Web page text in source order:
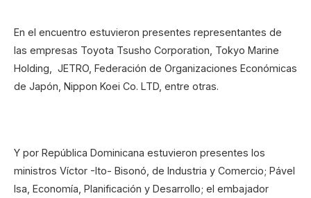
En el encuentro estuvieron presentes representantes de
las empresas Toyota Tsusho Corporation, Tokyo Marine
Holding, JETRO, Federación de Organizaciones Económicas
de Japón, Nippon Koei Co. LTD, entre otras.
Y por República Dominicana estuvieron presentes los
ministros Víctor -Ito- Bisonó, de Industria y Comercio; Pável
Isa, Economía, Planificación y Desarrollo; el embajador